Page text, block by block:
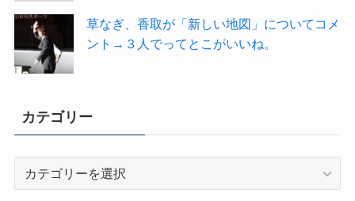
草なぎ、香取が「新しい地図」についてコメ
ント→３人でってとこがいいね。
カテゴリー